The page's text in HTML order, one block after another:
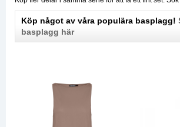
Köp något av våra populära basplagg!
basplagg här